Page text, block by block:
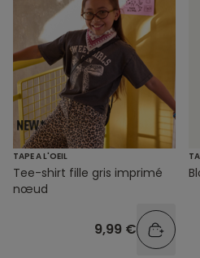
TAPE A L'OEIL
Tee-shirt fille gris imprimé
nœud
9,99 €